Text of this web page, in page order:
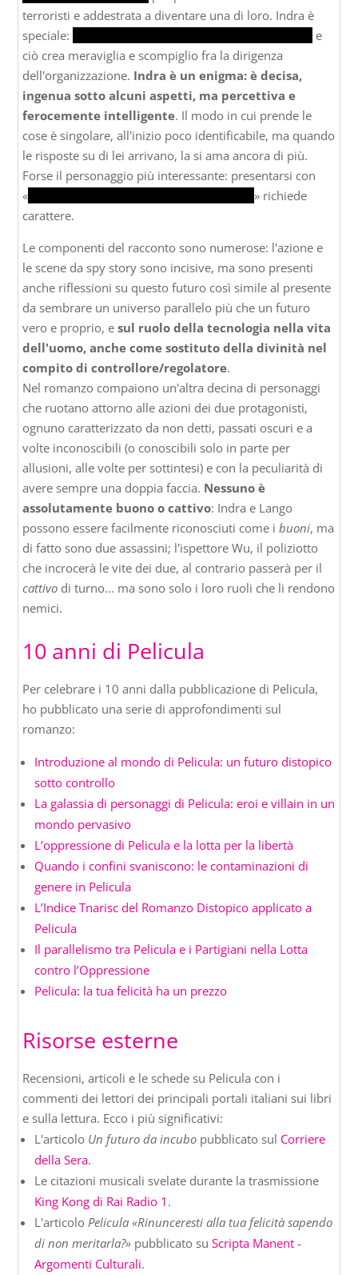
terroristi e addestrata a diventare una di loro. Indra è
speciale:
e
ciò crea meraviglia e scompiglio fra la dirigenza
dell'organizzazione. Indra è un enigma: è decisa,
ingenua sotto alcuni aspetti, ma percettiva e
ferocemente intelligente. Il modo in cui prende le
cose è singolare, all'inizio poco identificabile, ma quando
le risposte su di lei arrivano, la si ama ancora di più.
Forse il personaggio più interessante: presentarsi con
« Sono la figlia di uno che hai appena ucciso» richiede
carattere.
Le componenti del racconto sono numerose: l'azione e
le scene da spy story sono incisive, ma sono presenti
anche riflessioni su questo futuro così simile al presente
da sembrare un universo parallelo più che un futuro
vero e proprio, esul ruolo della tecnologia nella vita
dell'uomo, anche come sostituto della divinità nel
compito di controllore/regolatore.
Nel romanzo compaiono un'altra decina di personaggi
che ruotano attorno alle azioni dei due protagonisti,
ognuno caratterizzato da non detti, passati oscuri e a
volte inconoscibili (o conoscibili solo in parte per
allusioni, alle volte per sottintesi) e con la peculiarità di
avere sempre una doppia faccia. Nessuno è
assolutamente buono o cattivo: Indra e Lango
possono essere facilmente riconosciuti come ibuoni, ma
di fatto sono due assassini; l'ispettore Wu, il poliziotto
che incrocerà le vite dei due, al contrario passerà per il
cattivo di turno... ma sono solo i loro ruoli che li rendono
nemici.
10 anni di Pelicula
Per celebrare i 10 anni dalla pubblicazione di Pelicula,
ho pubblicato una serie di approfondimenti sul
romanzo:
Introduzione al mondo di Pelicula: un futuro distopico
sotto controllo
La galassia di personaggi di Pelicula: eroi e villain in un
mondo pervasivo
L’oppressione di Pelicula e la lotta per la libertà
Quando i confini svaniscono: le contaminazioni di
genere in Pelicula
L’Indice Tnarisc del Romanzo Distopico applicato a
Pelicula
Il parallelismo tra Pelicula e i Partigiani nella Lotta
contro l’Oppressione
Pelicula: la tua felicità ha un prezzo
Risorse esterne
Recensioni, articoli e le schede su Pelicula con i
commenti dei lettori dei principali portali italiani sui libri
e sulla lettura. Ecco i più significativi:
L'articolo Un futuro da incubo pubblicato sul Corriere
della Sera.
Le citazioni musicali svelate durante la trasmissione
King Kong di Rai Radio 1 .
L'articolo Pelicula «Rinunceresti alla tua felicità sapendo
di non meritarla?» pubblicato suScripta Manent -
Argomenti Culturali.